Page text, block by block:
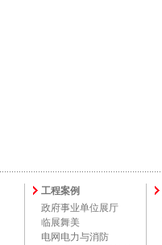
工程案例
政府事业单位展厅
临展舞美
电网电力与消防